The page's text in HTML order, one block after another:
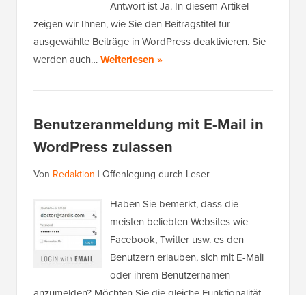
Antwort ist Ja. In diesem Artikel
zeigen wir Ihnen, wie Sie den Beitragstitel für
ausgewählte Beiträge in WordPress deaktivieren. Sie
werden auch…Weiterlesen »
Benutzeranmeldung mit E-Mail in
WordPress zulassen
Von Redaktion | Offenlegung durch Leser
Haben Sie bemerkt, dass die
meisten beliebten Websites wie
Facebook, Twitter usw. es den
Benutzern erlauben, sich mit E-Mail
oder ihrem Benutzernamen